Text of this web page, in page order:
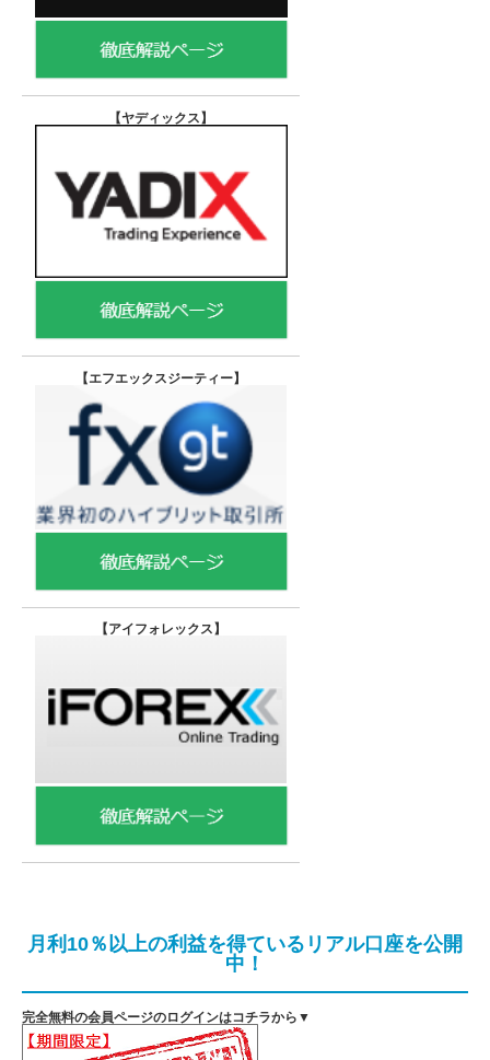
【ヤディックス】
【エフエックスジーティー】
【アイフォレックス】
月利10％以上の利益を得ているリアル口座を公開
中！
完全無料の会員ページのログインはコチラから▼